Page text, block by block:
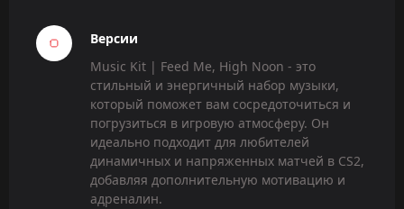
Версии
Music Kit | Feed Me, High Noon - это
стильный и энергичный набор музыки,
который поможет вам сосредоточиться и
погрузиться в игровую атмосферу. Он
идеально подходит для любителей
динамичных и напряженных матчей в CS2,
добавляя дополнительную мотивацию и
адреналин.